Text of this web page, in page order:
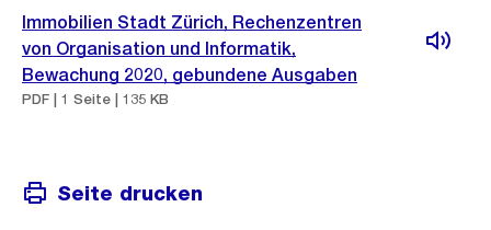
Immobilien Stadt Zürich, Rechenzentren
von Organisation und Informatik,
Bewachung 2020, gebundene Ausgaben
PDF | 1 Seite | 135 KB
Seite drucken